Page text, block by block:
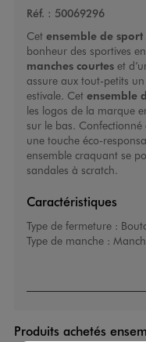
Réf. : 50069296
Cet ensemble de
bonheur des sportives
manches courteset
assure aux tout-petits
estivale. Cet ensemble
les logos de la marque
sur le bas.
une touche éco-
ensemble craquant se
sandales à scratch.
Caractéristiques
Type de fermeture :
Type de manche :
Produits achetés